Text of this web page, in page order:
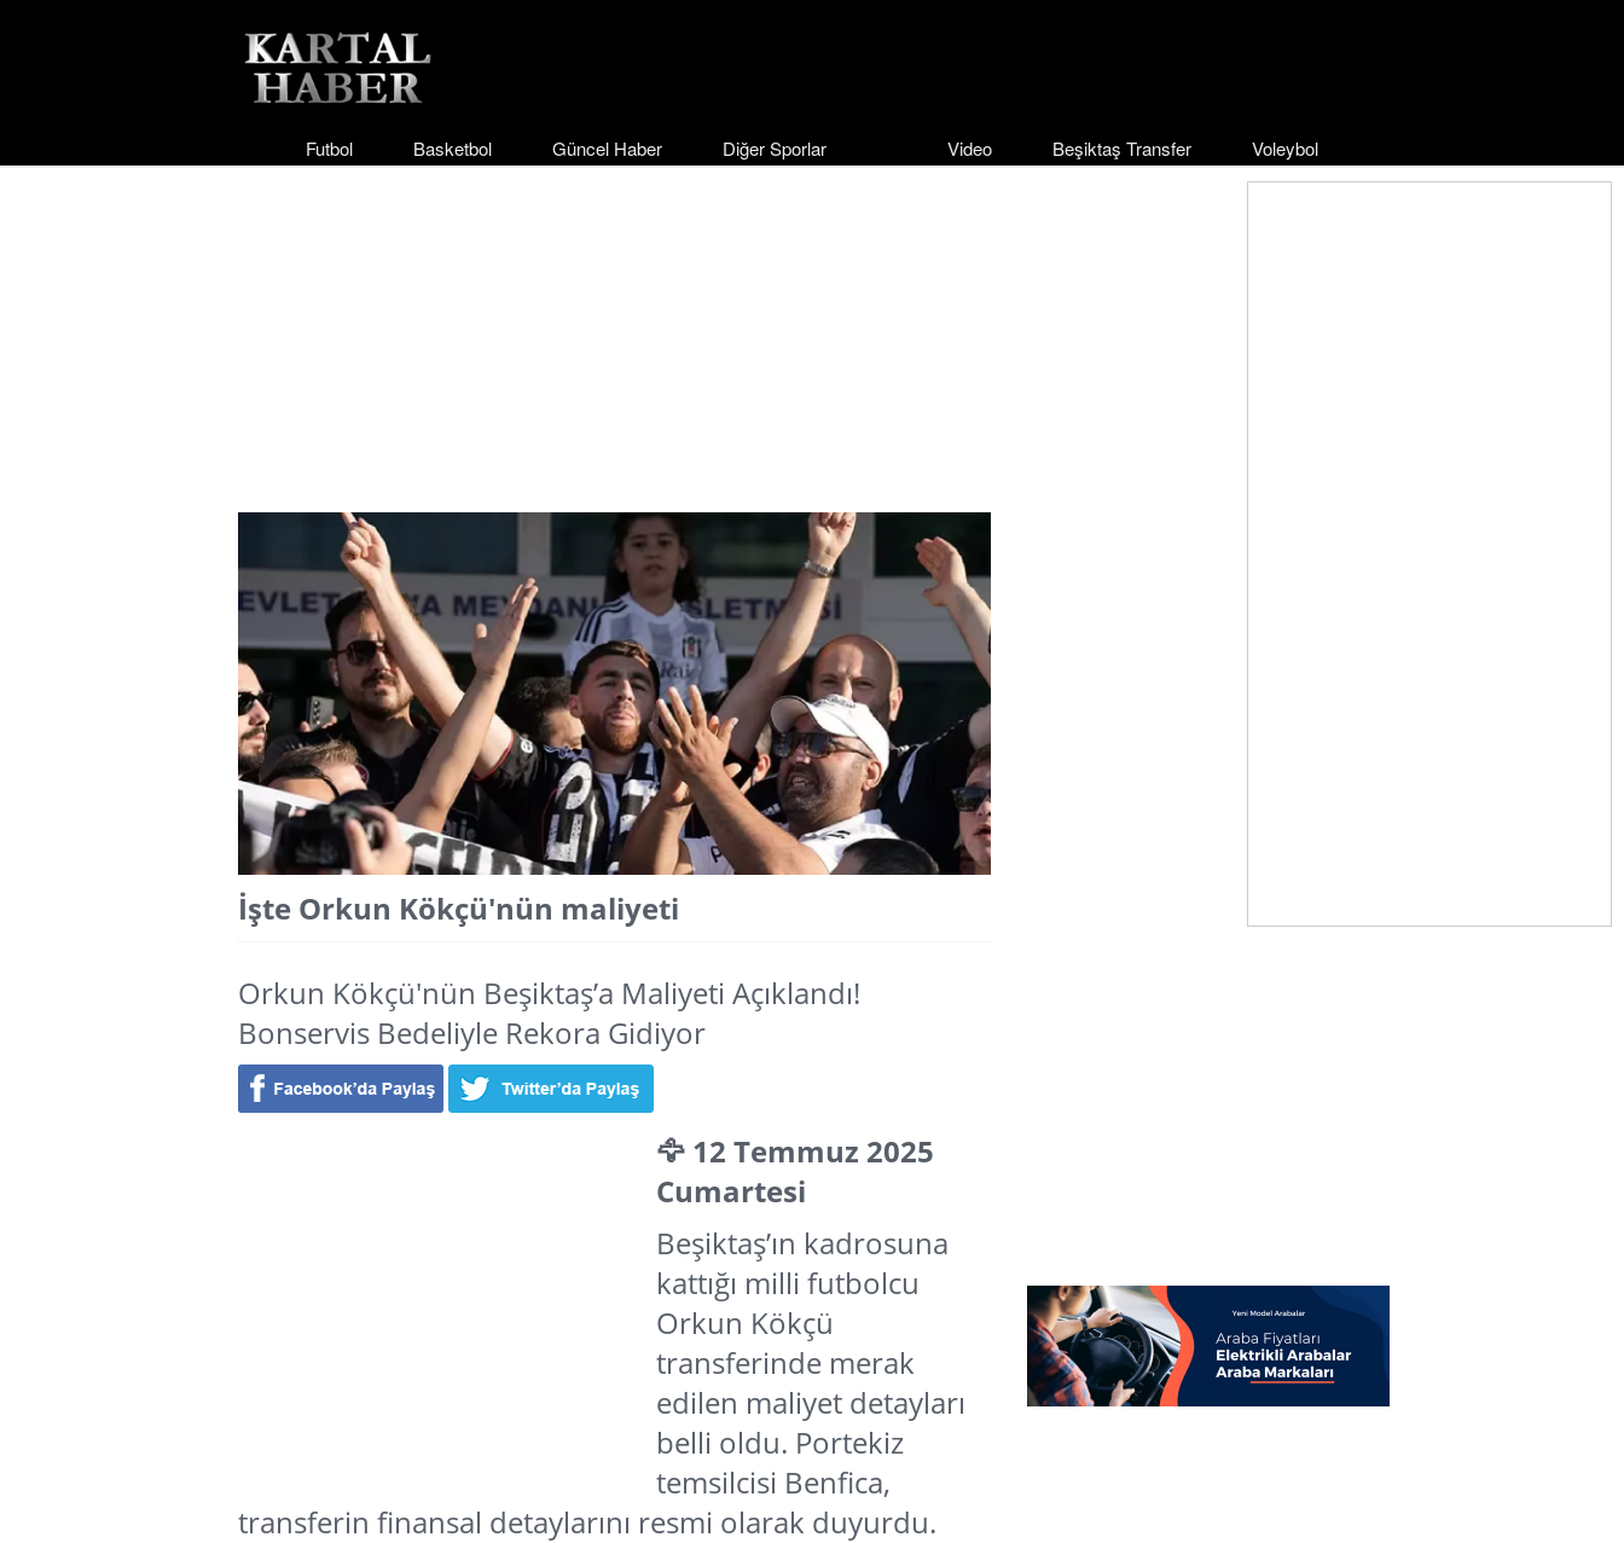
Futbol Basketbol Güncel Haber Diğer Sporlar Video Beşiktaş Transfer Voleybol
İşte Orkun Kökçü'nün maliyeti
Orkun Kökçü'nün Beşiktaş’a Maliyeti Açıklandı!
Bonservis Bedeliyle Rekora Gidiyor
🦅 12 Temmuz 2025
Cumartesi
Beşiktaş’ın kadrosuna
kattığı milli futbolcu
Orkun Kökçü
transferinde merak
edilen maliyet detayları
belli oldu. Portekiz
temsilcisi Benfica,
transferin finansal detaylarını resmi olarak duyurdu.